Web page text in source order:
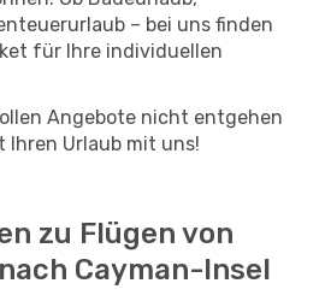
– bei uns finden
für Ihre individuellen
Angebote nicht entgehen
Urlaub mit uns!
zu Flügen von
Cayman-Insel